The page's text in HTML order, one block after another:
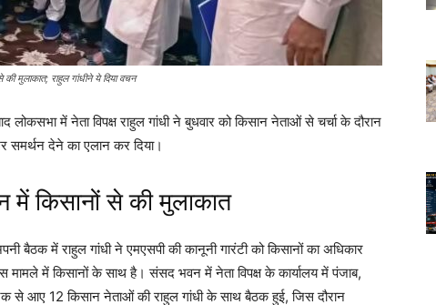
मुलाकात; राहुल गांधीने ये दिया वचन
लोकसभा में नेता विपक्ष राहुल गांधी ने बुधवार को किसान नेताओं से चर्चा के दौरान
समर्थन देने का एलान कर दिया।
किसानों से की मुलाकात
बैठक में राहुल गांधी ने एमएसपी की कानूनी गारंटी को किसानों का अधिकार
में किसानों के साथ है। संसद भवन में नेता विपक्ष के कार्यालय में पंजाब,
से आए 12 किसान नेताओं की राहुल गांधी के साथ बैठक हुई, जिस दौरान